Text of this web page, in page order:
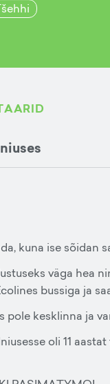
kuna ise sõidan
väga hea
bussiga ja
pole kesklinna ja
oli 11